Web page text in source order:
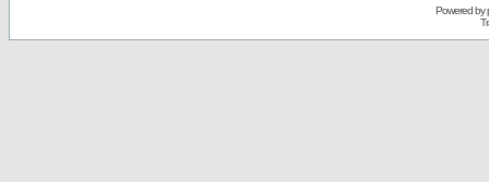
Powered by